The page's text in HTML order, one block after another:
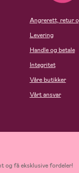
Angrerett, retur
Levering
Handle og betale
Integritet
Våre butikker
Vårt ansvar
og få eksklusive fordeler!